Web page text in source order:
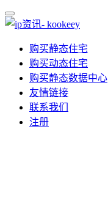
购买静态住宅
购买动态住宅
购买静态数据中心
友情链接
联系我们
注册